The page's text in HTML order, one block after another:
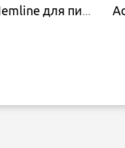
Hemline Щеточка Hemline для пилинга, с металлическим круглым краем